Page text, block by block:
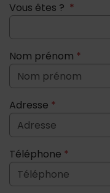
Vous êtes ? *
Nom prénom *
Adresse *
Téléphone *